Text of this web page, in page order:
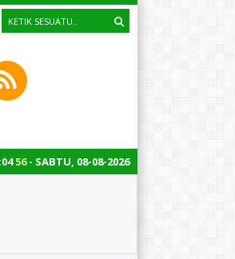
04 57- SABTU, 08-08-2026
Juni 2024 – Pukul 07.00 – 10.30